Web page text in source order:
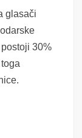
glasači
30%